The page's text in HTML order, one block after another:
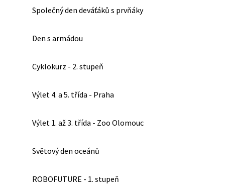
Společný den deváťáků s prvňáky
Den s armádou
Cyklokurz - 2. stupeň
Výlet 4. a 5. třída - Praha
Výlet 1. až 3. třída - Zoo Olomouc
Světový den oceánů
ROBOFUTURE - 1. stupeň